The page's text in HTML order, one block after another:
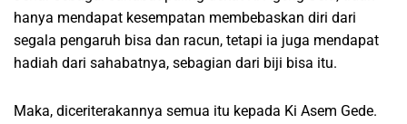
hanya mendapat kesempatan membebaskan diri dari
segala pengaruh bisa dan racun, tetapi ia juga mendapat
hadiah dari sahabatnya, sebagian dari biji bisa itu.
Maka, diceriterakannya semua itu kepada Ki Asem Gede.